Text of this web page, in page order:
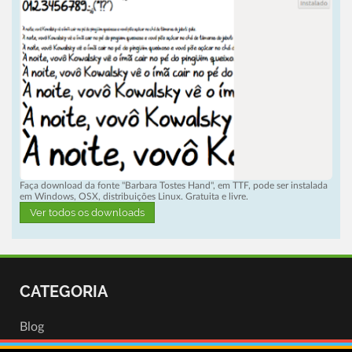
Faça download da fonte "Barbara Tostes Hand", em TTF, pode ser instalada
em Windows, OSX, distribuições Linux. Gratuita e livre.
Ver todos os downloads
CATEGORIA
Blog